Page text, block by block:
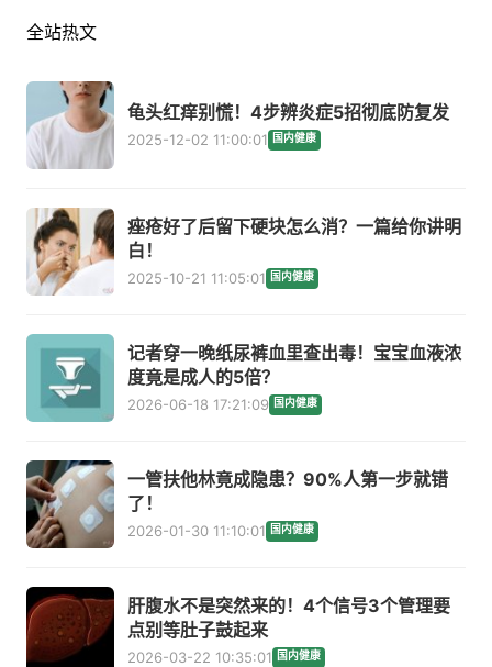
全站热文
龟头红痒别慌！4步辨炎症5招彻底防复发
2025-12-02 11:00:01 国内健康
痤疮好了后留下硬块怎么消？一篇给你讲明
白！
2025-10-21 11:05:01 国内健康
记者穿一晚纸尿裤血里查出毒！宝宝血液浓
度竟是成人的5倍？
2026-06-18 17:21:09 国内健康
一管扶他林竟成隐患？90%人第一步就错
了！
2026-01-30 11:10:01 国内健康
肝腹水不是突然来的！4个信号3个管理要
点别等肚子鼓起来
2026-03-22 10:35:01 国内健康